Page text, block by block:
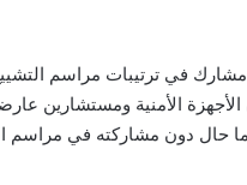
في ترتيبات مراسم
الأمنية ومستشارين
ما حال دون مشاركته في مراسم